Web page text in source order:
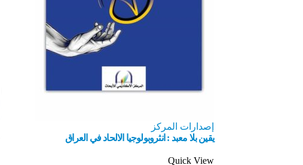
إصدارات المركز
يقين بلا معبد : انثروبولوجيا الالحاد في العراق
Quick View